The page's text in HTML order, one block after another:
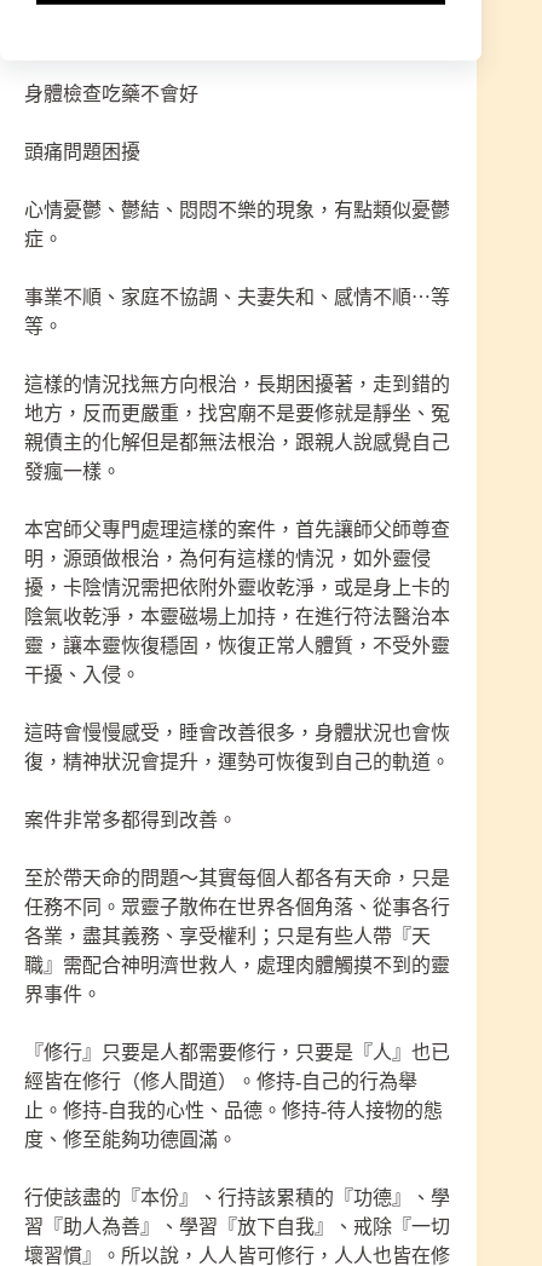
身體檢查吃藥不會好
頭痛問題困擾
心情憂鬱、鬱結、悶悶不樂的現象，有點類似憂鬱
症。
事業不順、家庭不協調、夫妻失和、感情不順⋯等
等。
這樣的情況找無方向根治，長期困擾著，走到錯的
地方，反而更嚴重，找宮廟不是要修就是靜坐、冤
親債主的化解但是都無法根治，跟親人說感覺自己
發瘋一樣。
本宮師父專門處理這樣的案件，首先讓師父師尊查
明，源頭做根治，為何有這樣的情況，如外靈侵
擾，卡陰情況需把依附外靈收乾淨，或是身上卡的
陰氣收乾淨，本靈磁場上加持，在進行符法醫治本
靈，讓本靈恢復穩固，恢復正常人體質，不受外靈
干擾、入侵。
這時會慢慢感受，睡會改善很多，身體狀況也會恢
復，精神狀況會提升，運勢可恢復到自己的軌道。
案件非常多都得到改善。
至於帶天命的問題～其實每個人都各有天命，只是
任務不同。眾靈子散佈在世界各個角落、從事各行
各業，盡其義務、享受權利；只是有些人帶『天
職』需配合神明濟世救人，處理肉體觸摸不到的靈
界事件。
『修行』只要是人都需要修行，只要是『人』也已
經皆在修行（修人間道）。修持-自己的行為舉
止。修持-自我的心性、品德。修持-待人接物的態
度、修至能夠功德圓滿。
行使該盡的『本份』、行持該累積的『功德』、學
習『助人為善』、學習『放下自我』、戒除『一切
壞習慣』。所以說，人人皆可修行，人人也皆在修